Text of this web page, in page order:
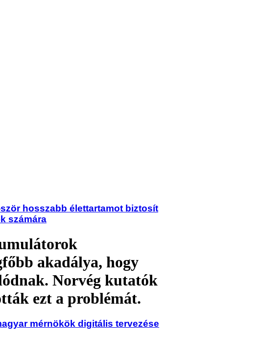
hosszabb élettartamot biztosít
számára
akadálya, hogy
Norvég kutatók
ezt a problémát.
mérnökök digitális tervezése